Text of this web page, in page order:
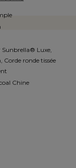
Sunbrella® Luxe,
ronde tissée
Chine